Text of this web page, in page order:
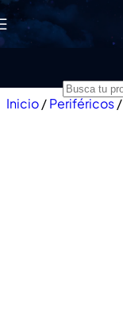
Skip to navigation
Inicio/Periféricos/